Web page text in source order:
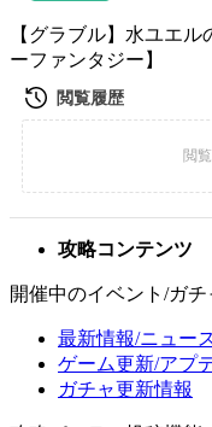
【グラブル】水ユエ
ーファンタジー】
攻略コンテンツ
開催中のイベント/ガチ
最新情報/ニュー
ゲーム更新/アプ
ガチャ更新情報